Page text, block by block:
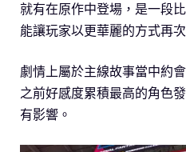
就有在原作中登場，是一段
能讓玩家以更華麗的方式再
劇情上屬於主線故事當中約
之前好感度累積最高的角色
有影響。